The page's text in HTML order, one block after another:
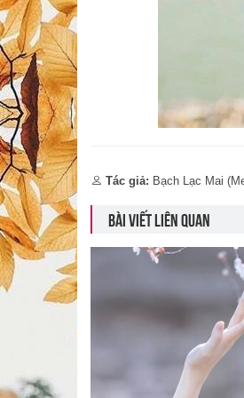
Tác giả: Bạch Lạc Mai
BÀI VIẾT LIÊN QUAN